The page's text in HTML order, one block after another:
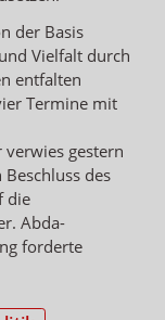
der Basis
Vielfalt durch
entfalten
Termine mit
gestern
des
die
Abda-
forderte